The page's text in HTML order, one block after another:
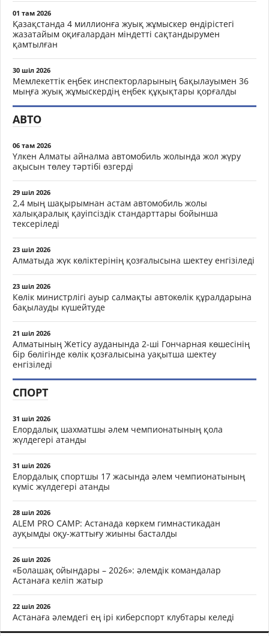
01 там 2026
Қазақстанда 4 миллионға жуық жұмыскер өндірістегі
жазатайым оқиғалардан міндетті сақтандырумен
қамтылған
30 шіл 2026
Мемлекеттік еңбек инспекторларының бақылауымен 36
мыңға жуық жұмыскердің еңбек құқықтары қорғалды
АВТО
06 там 2026
Үлкен Алматы айналма автомобиль жолында жол жүру
ақысын төлеу тәртібі өзгерді
29 шіл 2026
2,4 мың шақырымнан астам автомобиль жолы
халықаралық қауіпсіздік стандарттары бойынша
тексеріледі
23 шіл 2026
Алматыда жүк көліктерінің қозғалысына шектеу енгізіледі
23 шіл 2026
Көлік министрлігі ауыр салмақты автокөлік құралдарына
бақылауды күшейтуде
21 шіл 2026
Алматының Жетісу ауданында 2-ші Гончарная көшесінің
бір бөлігінде көлік қозғалысына уақытша шектеу
енгізіледі
СПОРТ
31 шіл 2026
Елордалық шахматшы әлем чемпионатының қола
жүлдегері атанды
31 шіл 2026
Елордалық спортшы 17 жасында әлем чемпионатының
күміс жүлдегері атанды
28 шіл 2026
ALEM PRO CAMP: Астанада көркем гимнастикадан
ауқымды оқу-жаттығу жиыны басталды
26 шіл 2026
«Болашақ ойындары – 2026»: әлемдік командалар
Астанаға келіп жатыр
22 шіл 2026
Астанаға әлемдегі ең ірі киберспорт клубтары келеді